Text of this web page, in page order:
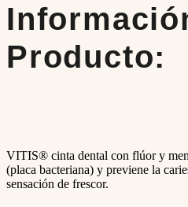
Producto:
VITIS® cinta dental con flúor y
(placa bacteriana) y previene la
sensación de frescor.